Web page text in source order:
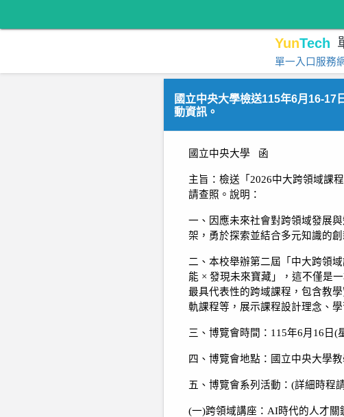
YunTech
單一入口服務
國立中央大學檢送115年6月16-
動資訊。
國立中央大學 函
主旨：檢送「 2026中大跨領域課
請查照。說明：
一、因應未來社會對跨領域發展
架，勇於探索並結合多元知識的創
二、本校舉辦第二屆「中大跨領
能 × 發現未來寶藏」，這不僅是
最具代表性的跨域課程，包含教
軌課程等，展示課程設計理念、
三、博覽會時間： 115年6月 16 日 (
四、博覽會地點：國立中央大學
五、博覽會系列活動： (詳細時程
(一)跨領域講座： AI時代的人才關